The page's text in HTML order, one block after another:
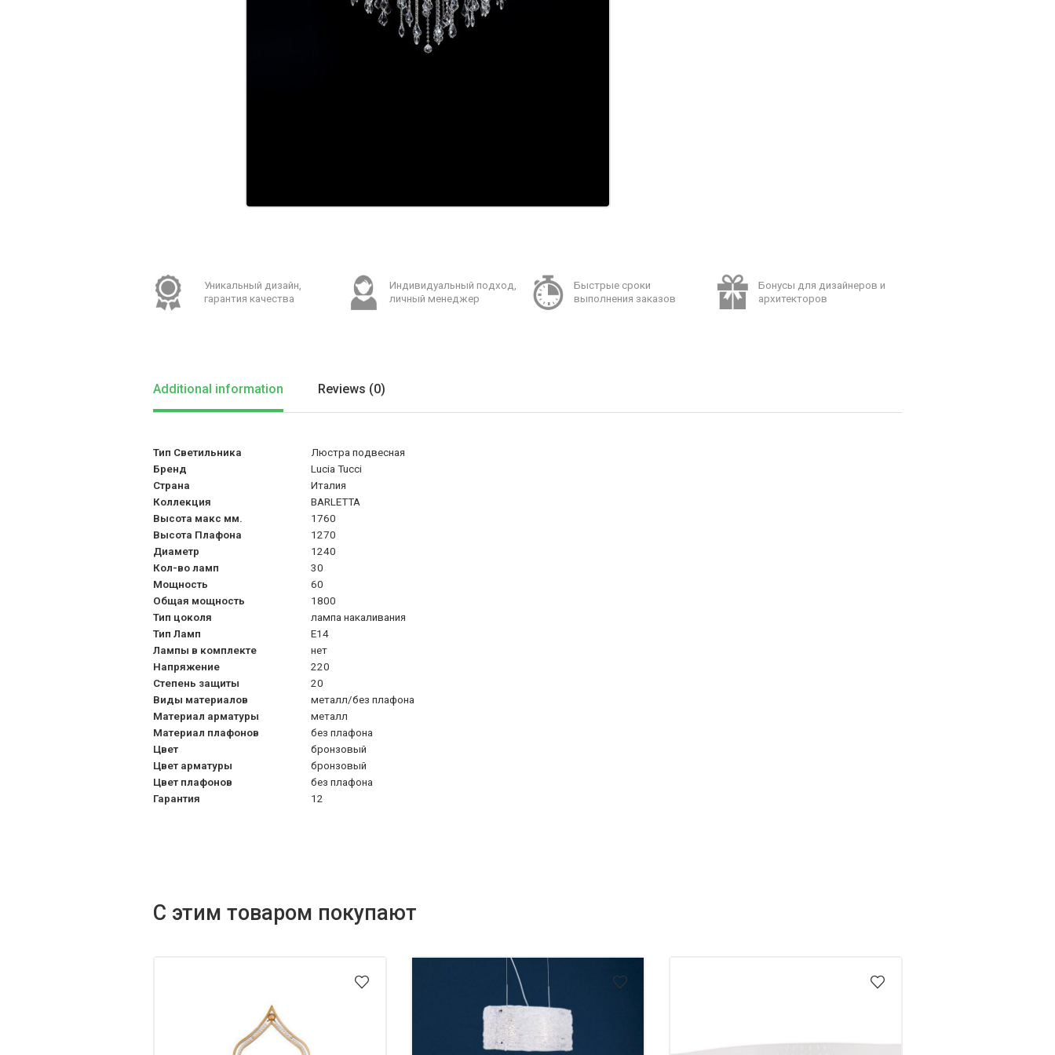
Уникальный дизайн,
гарантия качества
Индивидуальный подход,
личный менеджер
Быстрые сроки
выполнения заказов
Бонусы для дизайнеров и
архитекторов
Additional information Reviews (0)
Тип Светильника
Люстра подвесная
Бренд
Lucia Tucci
Страна
Италия
Коллекция
BARLETTA
Высота макс мм.
1760
Высота Плафона
1270
Диаметр
1240
Кол-во ламп
30
Мощность
60
Общая мощность
1800
Тип цоколя
лампа накаливания
Тип Ламп
Е14
Лампы в комплекте
нет
Напряжение
220
Степень защиты
20
Виды материалов
металл/без плафона
Материал арматуры
металл
Материал плафонов
без плафона
Цвет
бронзовый
Цвет арматуры
бронзовый
Цвет плафонов
без плафона
Гарантия
12
С этим товаром покупают